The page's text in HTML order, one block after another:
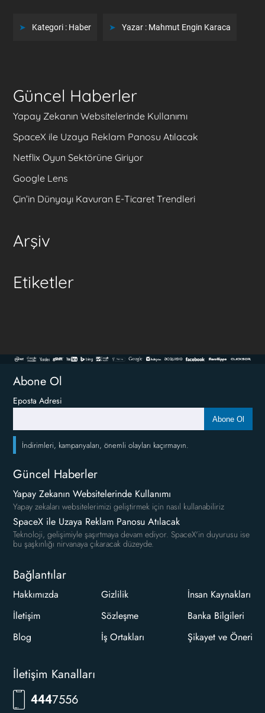
Kategori : Haber Yazar : Mahmut Engin Karaca
Güncel Haberler
Yapay Zekanın Websitelerinde Kullanımı
SpaceX ile Uzaya Reklam Panosu Atılacak
Netflix Oyun Sektörüne Giriyor
Google Lens
Çin’in Dünyayı Kavuran E-Ticaret Trendleri
Arşiv
Etiketler
Abone Ol
Eposta Adresi
Abone Ol
İndirimleri, kampanyaları, önemli olayları kaçırmayın.
Güncel Haberler
Yapay Zekanın Websitelerinde Kullanımı
Yapay zekaları websitelerimizi geliştirmek için nasıl kullanabiliriz
SpaceX ile Uzaya Reklam Panosu Atılacak
Teknoloji, gelişimiyle şaşırtmaya devam ediyor. SpaceX'in duyurusu ise
bu şaşkınlığı nirvanaya çıkaracak düzeyde.
Bağlantılar
Hakkımızda
İletişim
Blog
Gizlilik
Sözleşme
İş Ortakları
İnsan Kaynakları
Banka Bilgileri
Şikayet ve Öneri
İletişim Kanalları
444RKLM